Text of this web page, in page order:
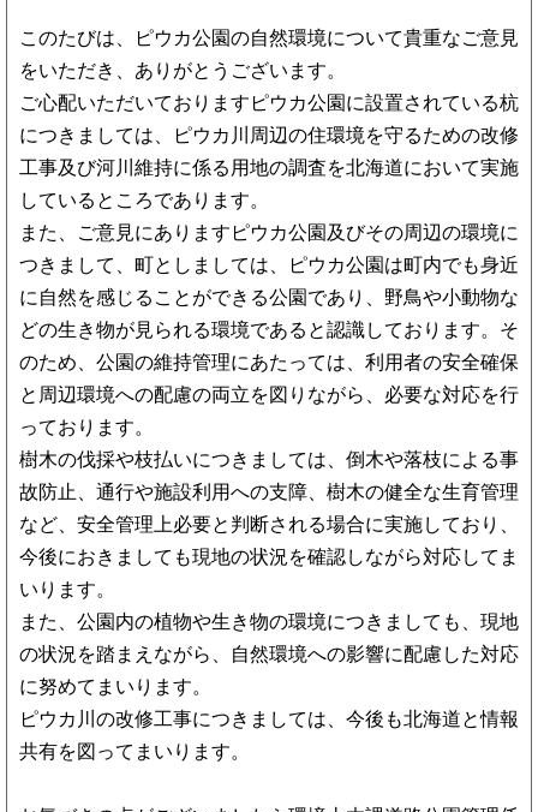
このたびは、ピウカ公園の自然環境について貴重なご意見
をいただき、ありがとうございます。
ご心配いただいておりますピウカ公園に設置されている杭
につきましては、ピウカ川周辺の住環境を守るための改修
工事及び河川維持に係る用地の調査を北海道において実施
しているところであります。
また、ご意見にありますピウカ公園及びその周辺の環境に
つきまして、町としましては、ピウカ公園は町内でも身近
に自然を感じることができる公園であり、野鳥や小動物な
どの生き物が見られる環境であると認識しております。そ
のため、公園の維持管理にあたっては、利用者の安全確保
と周辺環境への配慮の両立を図りながら、必要な対応を行
っております。
樹木の伐採や枝払いにつきましては、倒木や落枝による事
故防止、通行や施設利用への支障、樹木の健全な生育管理
など、安全管理上必要と判断される場合に実施しており、
今後におきましても現地の状況を確認しながら対応してま
いります。
また、公園内の植物や生き物の環境につきましても、現地
の状況を踏まえながら、自然環境への影響に配慮した対応
に努めてまいります。
ピウカ川の改修工事につきましては、今後も北海道と情報
共有を図ってまいります。